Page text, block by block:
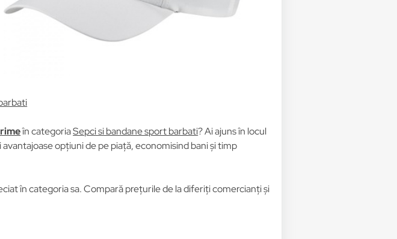
în categoriaSepci si bandane sport barbati? Ai ajuns în locul
opțiuni de pe piață, economisind bani și timp
în categoria sa. Compară prețurile de la diferiți comercianți și